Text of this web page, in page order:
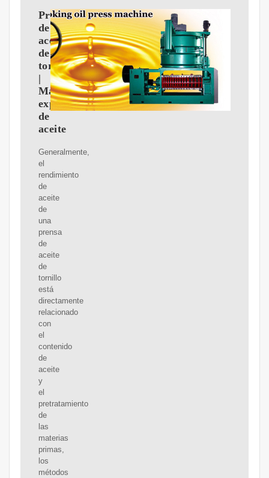
Prensa
de
aceite
de
tornillo
|
Máquina
expulsora
de
aceite
Generalmente,
el
rendimiento
de
aceite
de
una
prensa
de
aceite
de
tornillo
está
directamente
relacionado
con
el
contenido
de
aceite
y
el
pretratamiento
de
las
materias
primas,
los
métodos